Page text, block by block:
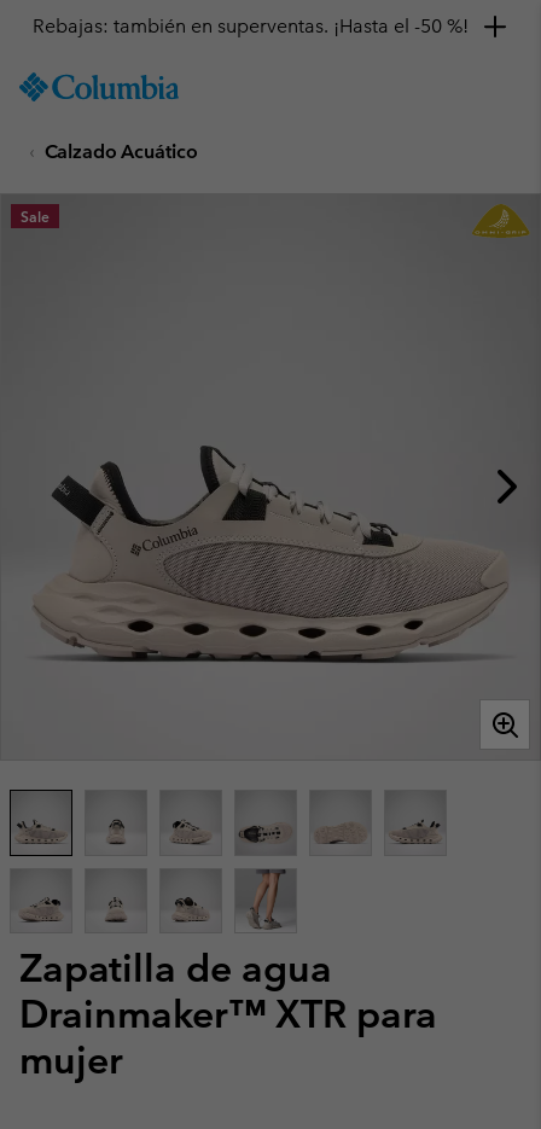
TO
SKIP
MAIN
NAV
Rebajas: también en superventas. ¡Hasta el -50 %!
Calzado Acuático
Zapatilla de agua
Drainmaker™ XTR para
mujer
Sale